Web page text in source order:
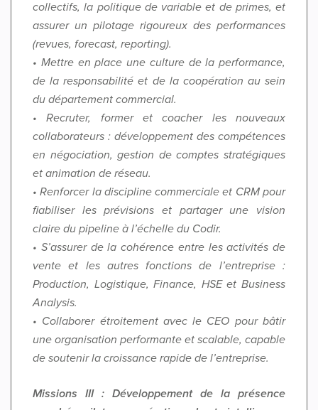
collectifs, la politique de variable et de primes, et
assurer un pilotage rigoureux des performances
(revues, forecast, reporting).
• Mettre en place une culture de la performance,
de la responsabilité et de la coopération au sein
du département commercial.
• Recruter, former et coacher les nouveaux
collaborateurs : développement des compétences
en négociation, gestion de comptes stratégiques
et animation de réseau.
• Renforcer la discipline commerciale et CRM pour
fiabiliser les prévisions et partager une vision
claire du pipeline à l’échelle du Codir.
• S’assurer de la cohérence entre les activités de
vente et les autres fonctions de l’entreprise :
Production, Logistique, Finance, HSE et Business
Analysis.
• Collaborer étroitement avec le CEO pour bâtir
une organisation performante et scalable, capable
de soutenir la croissance rapide de l’entreprise.
Missions III : Développement de la présence